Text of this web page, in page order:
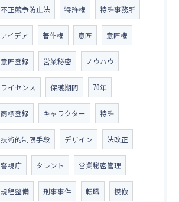
不正競争防止法 特許権 特許事務所
アイデア 著作権 意匠 意匠権
意匠登録 営業秘密 ノウハウ
ライセンス 保護期間 70年
商標登録 キャラクター 特許
技術的制限手段 デザイン 法改正
警視庁 タレント 営業秘密管理
規程整備 刑事事件 転職 模倣